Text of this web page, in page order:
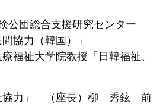
団総合支援研究センター
協力（韓国）」
祉大学院教授「日韓福祉、
協力」 （座長）柳 秀鉉 前